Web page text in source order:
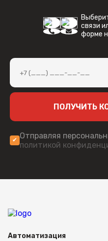
характеристики на
Есть интеграция с ПО
связи
форме
ПОЛУЧИТЬ
Отправляя
политикой
Автоматизация